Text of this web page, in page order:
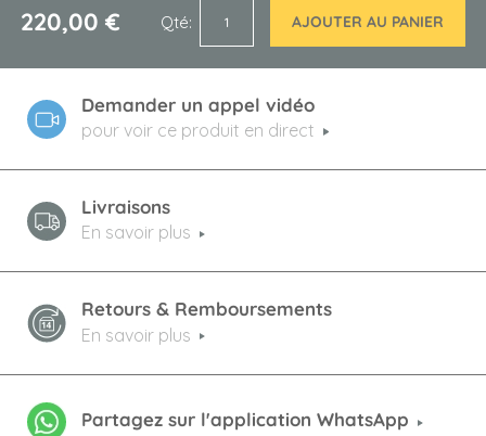
220,00 € Qté AJOUTER AU PANIER
Demander un appel vidéo
pour voir ce produit en direct
Livraisons
En savoir plus
Retours & Remboursements
En savoir plus
Partagez sur l'application WhatsApp
images
gallery